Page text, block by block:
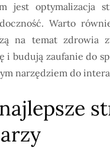
jest optymalizacja
Warto
na temat zdrowia
i budują zaufanie do
narzędziem do